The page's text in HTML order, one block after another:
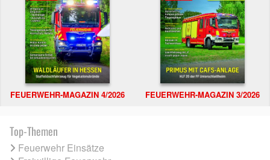
FEUERWEHR-MAGAZIN 4/2026 FEUERWEHR-MAGAZIN 3/2026
Top-Themen
Feuerwehr Einsätze